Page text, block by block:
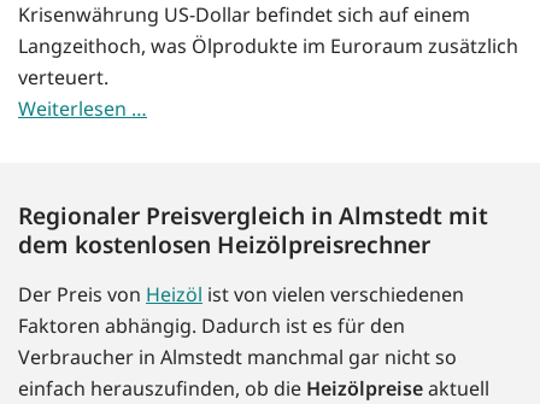
Krisenwährung US-Dollar befindet sich auf einem
Langzeithoch, was Ölprodukte im Euroraum zusätzlich
verteuert.
Weiterlesen …
Regionaler Preisvergleich in Almstedt mit
dem kostenlosen Heizölpreisrechner
Der Preis von Heizöl ist von vielen verschiedenen
Faktoren abhängig. Dadurch ist es für den
Verbraucher in Almstedt manchmal gar nicht so
einfach herauszufinden, ob die Heizölpreiseaktuell